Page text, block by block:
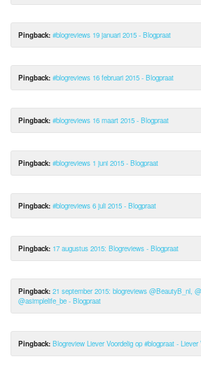
Pingback: #blogreviews 19 januari 2015 - Blogpraat
Pingback: #blogreviews 16 februari 2015 - Blogpraat
Pingback: #blogreviews 16 maart 2015 - Blogpraat
Pingback: #blogreviews 1 juni 2015 - Blogpraat
Pingback: #blogreviews 6 juli 2015 - Blogpraat
Pingback: 17 augustus 2015: Blogreviews - Blogpraat
Pingback: 21 september 2015: blogreviews @BeautyB_nl,
@asimplelife_be - Blogpraat
Pingback: Blogreview Liever Voordelig op #blogpraat - Liever